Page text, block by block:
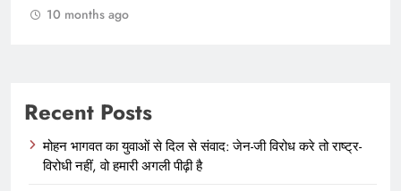
10 months ago
Recent Posts
मोहन भागवत का युवाओं से दिल से संवाद: जेन-जी विरोध करे तो राष्ट्र-
विरोधी नहीं, वो हमारी अगली पीढ़ी है